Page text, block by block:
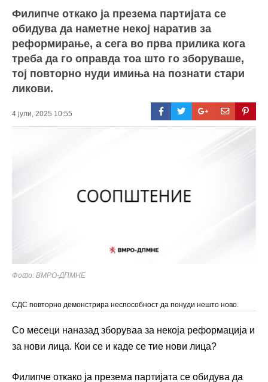
Филипче откако ја презема партијата се
обидува да наметне некој наратив за
реформирање, а сега во прва прилика кога
треба да го оправда тоа што го зборуваше,
тој повторно нуди имиња на познати стари
ликови.
4 јули, 2025 10:55
Фото: ВМРО-ДПМНЕ
СДС повторно демонстрира неспособност да понуди нешто ново.
Со месеци наназад зборуваа за некоја реформација и
за нови лица. Кои се и каде се тие нови лица?
Филипче откако ја презема партијата се обидува да